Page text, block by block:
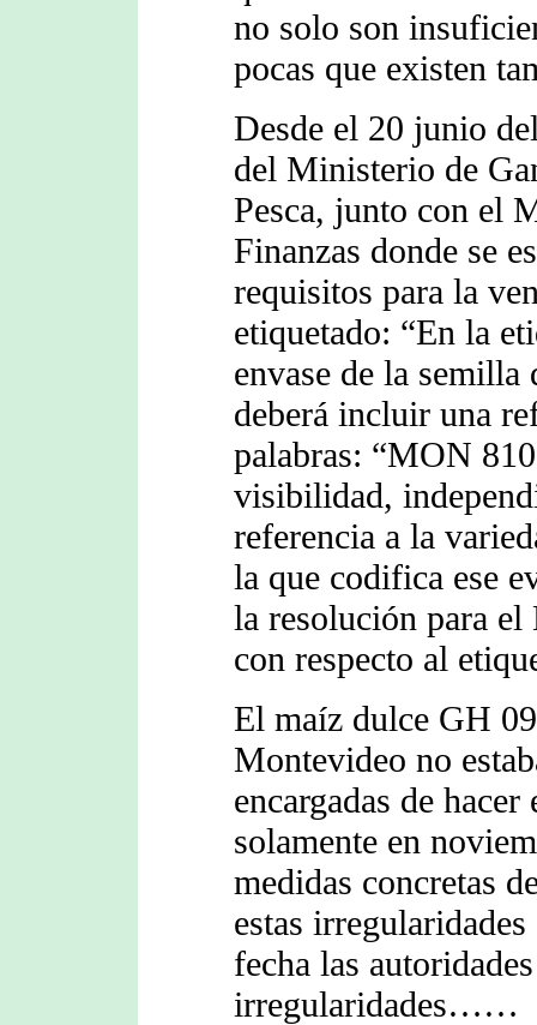
no solo son
pocas que existen
Desde el 20 junio
del Ministerio de
Pesca, junto con el
Finanzas donde se
requisitos para la
etiquetado: “En la
envase de la semilla
deberá incluir una
palabras: “MON
visibilidad,
referencia a la
la que codifica ese
la resolución para el
con respecto al
El maíz dulce GH
Montevideo no
encargadas de
solamente en
medidas concretas
estas
fecha las
irregularidades……